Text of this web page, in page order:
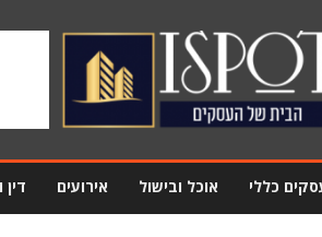
כללי אוכל ובישול אירועים